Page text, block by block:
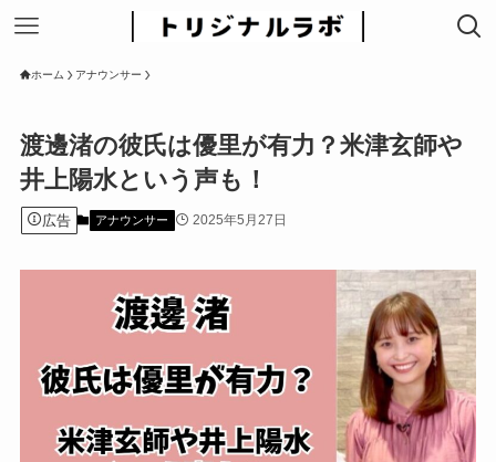
ホーム アナウンサー
渡邊渚の彼氏は優里が有力？米津玄師や
井上陽水という声も！
広告 アナウンサー 2025年5月27日